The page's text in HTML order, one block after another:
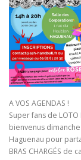
A VOS AGENDAS !
Super fans de
bienvenus
Haguenau pour
BRAS CHARGÉS de